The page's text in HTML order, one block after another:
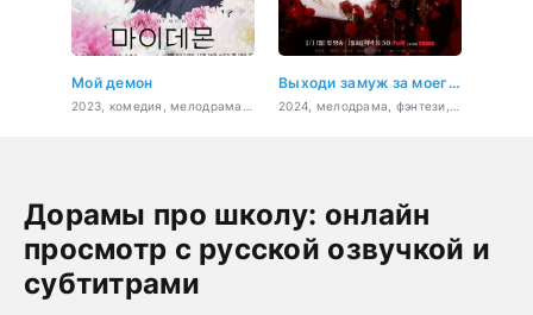
Мой демон Выходи замуж за моего супруга!
Дорамы про школу: онлайн
просмотр с русской озвучкой и
субтитрами